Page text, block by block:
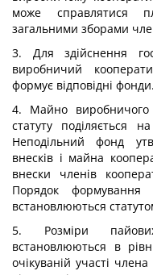
може справлятися
загальними зборами
3. Для здійснення
виробничий
формує відповідні фонди.
4. Майно виробничого
статуту поділяється
Неподільний фонд
внесків і майна
внески членів
Порядок формування
встановлюються
5. Розміри
встановлюються в
очікуваній участі